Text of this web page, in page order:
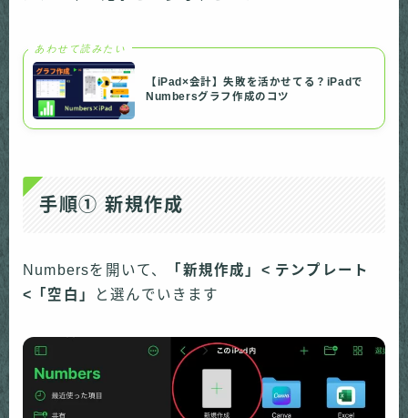
あわせて読みたい
【iPad×会計】失敗を活かせてる？iPadで
Numbersグラフ作成のコツ
手順① 新規作成
Numbersを開いて、
「新規作成」< テンプレート
<「空白」
と選んでいきます